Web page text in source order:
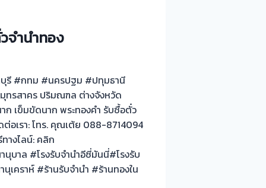
จำนำทอง
บุรี #กทม #นครปฐม #ปทุมธานี
ทรสาคร ปริมณฑล ต่างจังหวัด
ก เข็มขัดนาก พระทองคำ รับซื้อตั๋ว
ต่อเรา: โทร. คุณเต้ย 088-8714094
างไลน์: คลิก
บาล #โรงรับจำนำอีซี่มันนี่#โรงรับ
เคราห์ #ร้านรับจำนำ #ร้านทองใน